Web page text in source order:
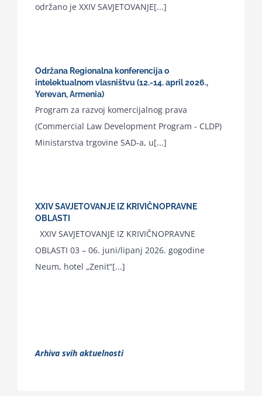
održano je XXIV SAVJETOVANJE[...]
Održana Regionalna konferencija o
intelektualnom vlasništvu (12.-14. april 2026.,
Yerevan, Armenia)
Program za razvoj komercijalnog prava
(Commercial Law Development Program - CLDP)
Ministarstva trgovine SAD-a, u[...]
XXIV SAVJETOVANJE IZ KRIVIČNOPRAVNE
OBLASTI
XXIV SAVJETOVANJE IZ KRIVIČNOPRAVNE
OBLASTI 03 – 06. juni/lipanj 2026. gogodine
Neum, hotel „Zenit“[...]
Arhiva svih aktuelnosti